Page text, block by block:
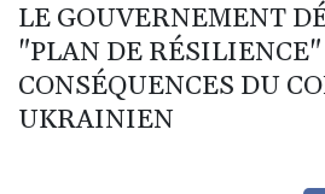
LE GOUVERNEMENT
"PLAN DE
CONSÉQUENCES DU
UKRAINIEN